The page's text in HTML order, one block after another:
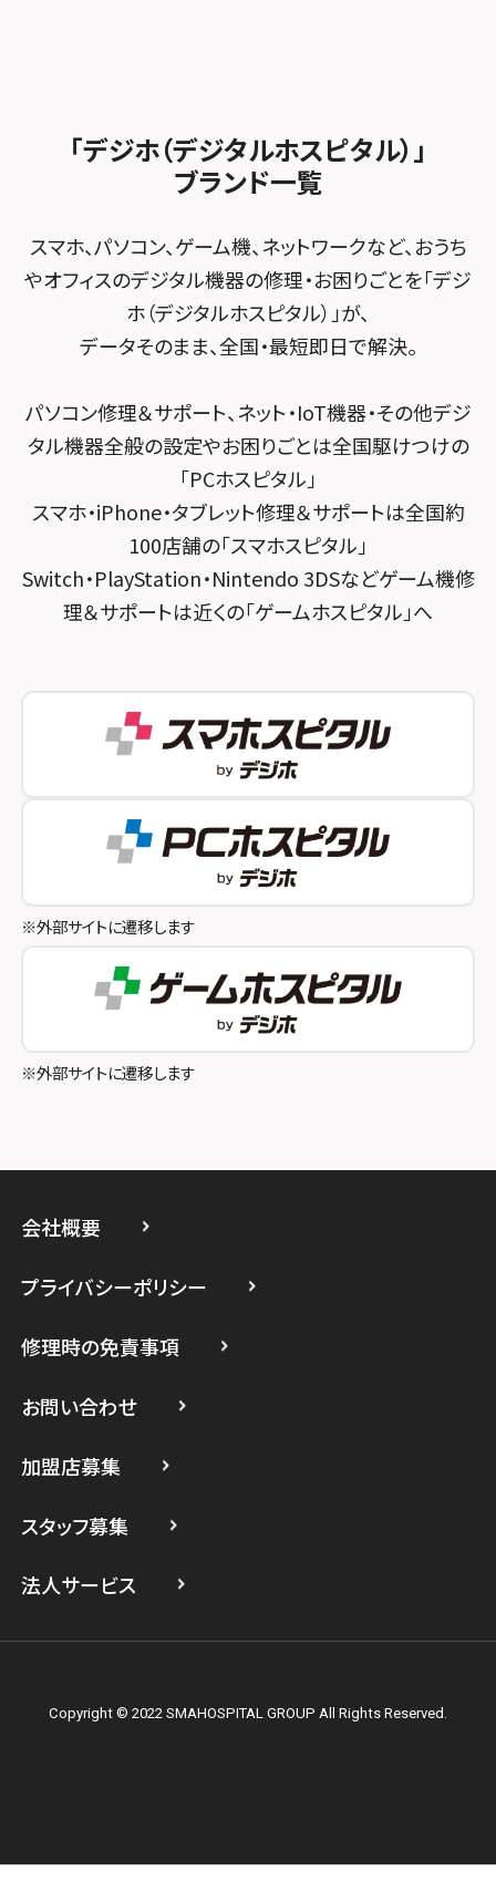
スマホスピタル テルル松戸五香
スマホスピタル テルル宮野木
スマホスピタル千葉
スマホスピタル 大森
スマホスピタル練馬
スマホスピタル 神田
スマホスピタル三軒茶屋
スマホスピタル秋葉原
スマホスピタル 自由が丘
スマホスピタルオリナス錦糸町
スマホスピタル テルル成増
スマホスピタル池袋
スマホスピタル八王子
スマホスピタル町田
スマホスピタル吉祥寺
スマホスピタル立川
スマホスピタル たまプラーザ駅前
スマホスピタル 登戸・向ヶ丘遊園
スマホスピタル 武蔵小杉
スマホスピタル テルル上大岡
スマホスピタル平和が丘
スマホスピタル春日井勝川
スマホスピタル住道オペラパーク
スマホスピタル東大阪ロンモール布施
スマホスピタル堺
スマホスピタル 堺出張所
スマホスピタル京都河原町
スマホスピタル宇治槙島
スマホスピタル烏丸
スマホスピタル 京都宇治
スマホスピタル 福知山
スマホスピタル神戸三宮
スマホスピタル by デジホ 姫路キャスパ
スマホスピタル伊丹
スマホスピタル奈良生駒
スマホスピタル和歌山
MacBook修理メニュー
FCNTスマートフォン修理
「デジホ（デジタルホスピタル）」
ブランド一覧
スマホ、パソコン、ゲーム機、ネットワークなど、おうち
やオフィスのデジタル機器の修理・お困りごとを「デジ
ホ（デジタルホスピタル）」が、
データそのまま、全国・最短即日で解決。
パソコン修理＆サポート、ネット・IoT機器・その他デジ
タル機器全般の設定やお困りごとは全国駆けつけの
「PCホスピタル」
スマホ・iPhone・タブレット修理＆サポートは全国約
100店舗の「スマホスピタル」
Switch・PlayStation・Nintendo 3DSなどゲーム機修
理＆サポートは近くの「ゲームホスピタル」へ
※外部サイトに遷移します
※外部サイトに遷移します
会社概要
プライバシーポリシー
修理時の免責事項
お問い合わせ
加盟店募集
スタッフ募集
法人サービス
Copyright © 2022 SMAHOSPITAL GROUP All Rights Reserved.